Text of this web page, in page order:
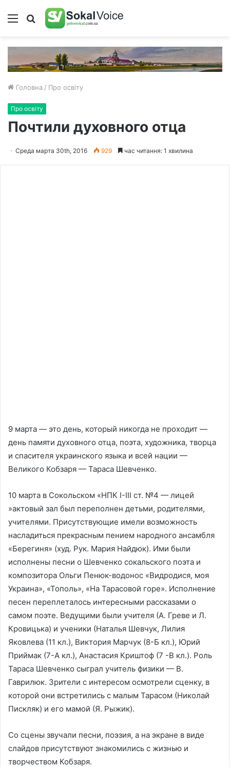
Меню Пошук
Головна / Про освіту
Про освіту
Почтили духовного отца
Среда марта 30th, 2016 929 час читання: 1 хвилина
9 марта — это день, который никогда не проходит —
день памяти духовного отца, поэта, художника, творца
и спасителя украинского языка и всей нации —
Великого Кобзаря — Тараса Шевченко.
10 марта в Сокольском «НПК I-III ст. №4 — лицей
»актовый зал был переполнен детьми, родителями,
учителями. Присутствующие имели возможность
насладиться прекрасным пением народного ансамбля
«Берегиня» (худ. Рук. Мария Найдюк). Ими были
исполнены песни о Шевченко сокальского поэта и
композитора Ольги Пенюк-водонос «Видродися, моя
Украина», «Тополь», «На Тарасовой горе». Исполнение
песен переплеталось интересными рассказами о
самом поэте. Ведущими были учителя (А. Греве и Л.
Кровицька) и ученики (Наталья Шевчук, Лилия
Яковлева (11 кл.), Виктория Марчук (8-Б кл.), Юрий
Приймак (7-А кл.), Анастасия Криштоф (7 -В кл.). Роль
Тараса Шевченко сыграл учитель физики — В.
Гаврилюк. Зрители с интересом осмотрели сценку, в
которой они встретились с малым Тарасом (Николай
Пискляк) и его мамой (Я. Рыжик).
Со сцены звучали песни, поэзия, а на экране в виде
слайдов присутствуют знакомились с жизнью и
творчеством Кобзаря.